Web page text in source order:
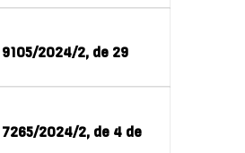
2024/2, de 29
2024/2, de 4 de